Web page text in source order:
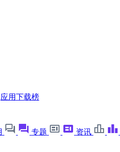
应用下载榜
专题 资讯